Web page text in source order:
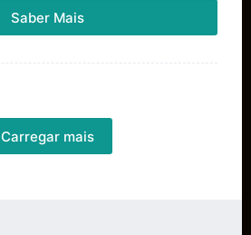
Saber Mais
Onde
em
pratos
Carregar mais